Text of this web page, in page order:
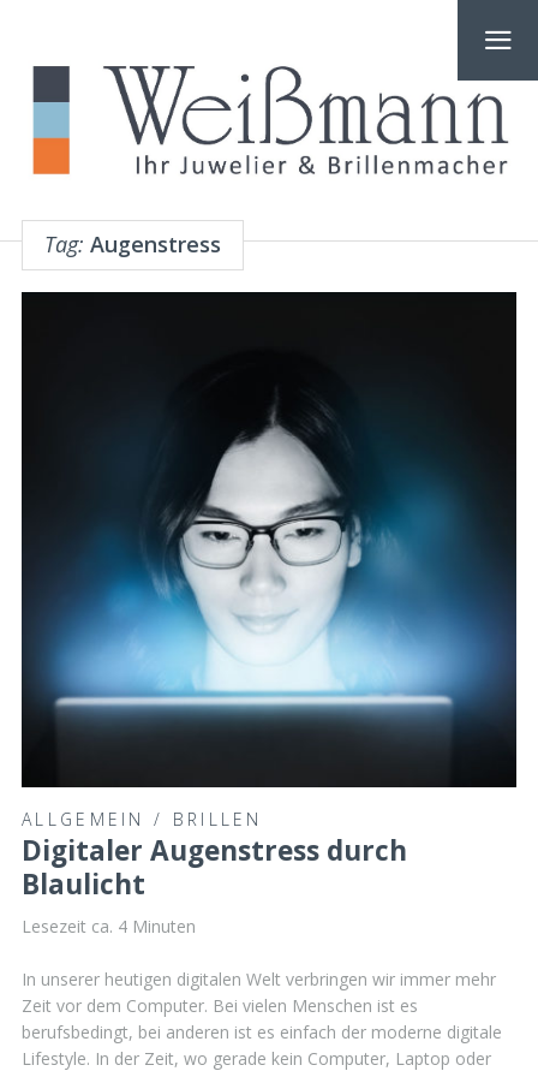
Tag: Augenstress
ALLGEMEIN / BRILLEN
Digitaler Augenstress durch
Blaulicht
Lesezeit ca. 4 Minuten
In unserer heutigen digitalen Welt verbringen wir immer mehr
Zeit vor dem Computer. Bei vielen Menschen ist es
berufsbedingt, bei anderen ist es einfach der moderne digitale
Lifestyle. In der Zeit, wo gerade kein Computer, Laptop oder